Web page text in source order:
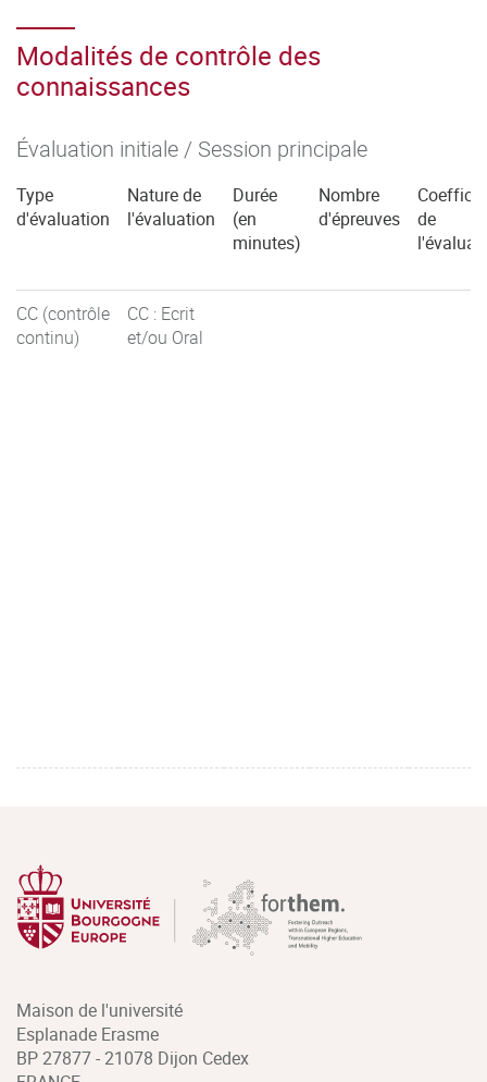
Modalités de contrôle des
connaissances
Évaluation initiale / Session principale
Type
d'évaluation
Nature de
l'évaluation
Durée
(en
minutes)
Nombre
d'épreuves
de
CC (contrôle
continu)
CC : Ecrit
et/ou Oral
Maison de l'université
Esplanade Erasme
BP 27877 - 21078 Dijon Cedex